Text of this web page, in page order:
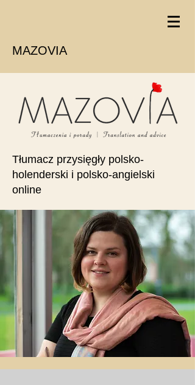
MAZOVIA
Tłumacz przysięgły polsko-
holenderski i polsko-angielski
online